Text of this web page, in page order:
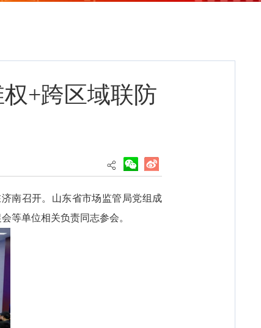
+跨区域联防
南召开。山东省市场监管局党组成
等单位相关负责同志参会。